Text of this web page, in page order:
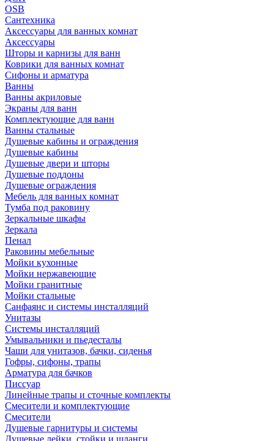
OSB
Сантехника
Аксессуары для ванных комнат
Аксессуары
Шторы и карнизы для ванн
Коврики для ванных комнат
Сифоны и арматура
Ванны
Ванны акриловые
Экраны для ванн
Комплектующие для ванн
Ванны стальные
Душевые кабины и ограждения
Душевые кабины
Душевые двери и шторы
Душевые поддоны
Душевые ограждения
Мебель для ванных комнат
Тумба под раковину
Зеркальные шкафы
Зеркала
Пенал
Раковины мебельные
Мойки кухонные
Мойки нержавеющие
Мойки гранитные
Мойки стальные
Санфаянс и системы инсталляций
Унитазы
Системы инсталляций
Умывальники и пьедесталы
Чаши для унитазов, бачки, сиденья
Гофры, сифоны, трапы
Арматура для бачков
Писсуар
Линейные трапы и сточные комплекты
Смесители и комплектующие
Смесители
Душевые гарнитуры и системы
Душевые лейки, стойки и шланги